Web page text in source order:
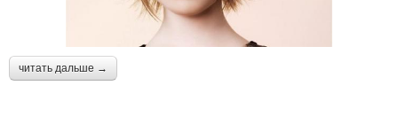
читать дальше →